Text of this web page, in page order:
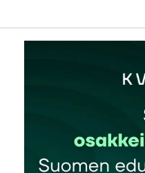
käyttää Googlen Gemini